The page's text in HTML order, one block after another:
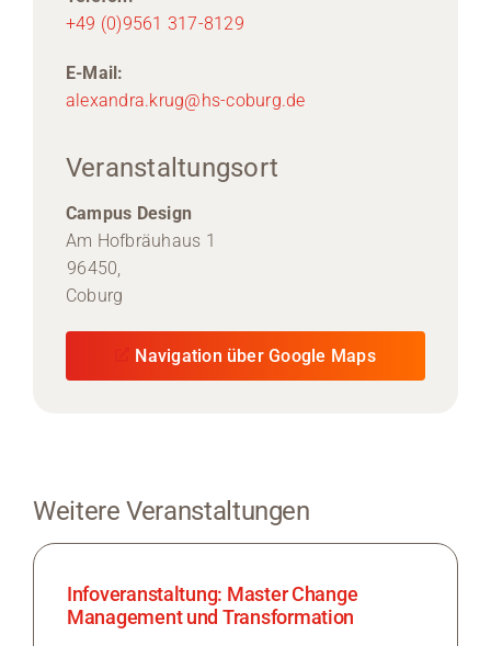
+49 (0)9561 317-8129
E-Mail:
alexandra.krug@hs-coburg.de
Veranstaltungsort
Campus Design
Am Hofbräuhaus 1
96450,
Coburg
Navigation über Google Maps
Weitere Veranstaltungen
Infoveranstaltung: Master Change
Management und Transformation